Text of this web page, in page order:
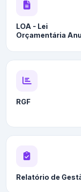
LOA - Lei
Orçamentária
RGF
Relatório de